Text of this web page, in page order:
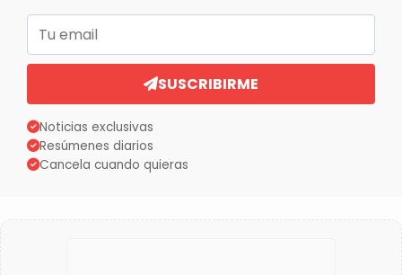
SUSCRIBIRME
Noticias exclusivas
Resúmenes diarios
Cancela cuando quieras